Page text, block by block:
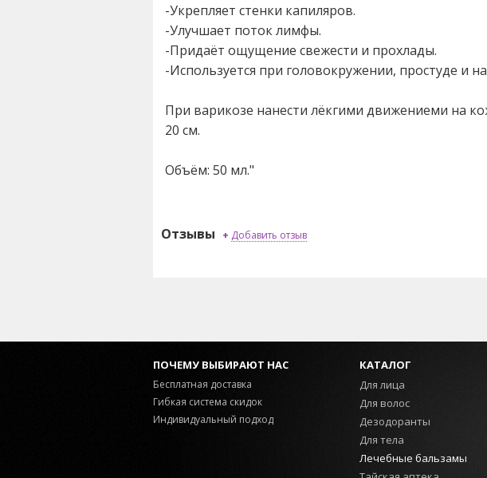
-Укрепляет стенки капиляров.
-Улучшает поток лимфы.
-Придаёт ощущение свежести и прохлады.
-Используется при головокружении, простуде и
При варикозе нанести лёкгими движениеми на
20 см.
Объём: 50 мл."
Отзывы + Добавить отзыв
ПОЧЕМУ ВЫБИРАЮТ НАС
Бесплатная доставка
Гибкая система скидок
Индивидуальный подход
КАТАЛОГ
Для лица
Для волос
Дезодоранты
Для тела
Лечебные бальзамы